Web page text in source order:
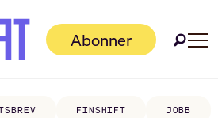
Abonner
FINSHIFT JOBB